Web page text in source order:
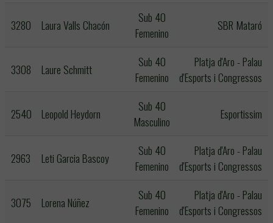
3280 Laura Valls Chacón
Sub 40
Femenino
SBR Mataró
3308 Laure Schmitt
Sub 40
Femenino
Platja d'Aro - Palau
d'Esports i Congressos
2540 Leopold Heydorn
Sub 40
Masculino
Esportissim
2963 Leti Garcia Bascoy
Sub 40
Femenino
Platja d'Aro - Palau
d'Esports i Congressos
3075 Lorena Núñez
Sub 40
Femenino
Platja d'Aro - Palau
d'Esports i Congressos